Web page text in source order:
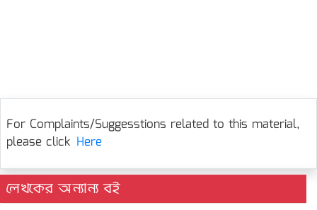
For Complaints/Suggesstions related to this material,
please click Here
লেখকের অন্যান্য বই